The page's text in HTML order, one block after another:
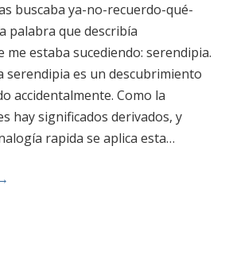
buscaba ya-no-recuerdo-qué-
palabra que describía
me estaba sucediendo: serendipia.
serendipia es un descubrimiento
accidentalmente. Como la
hay significados derivados, y
rapida se aplica esta…